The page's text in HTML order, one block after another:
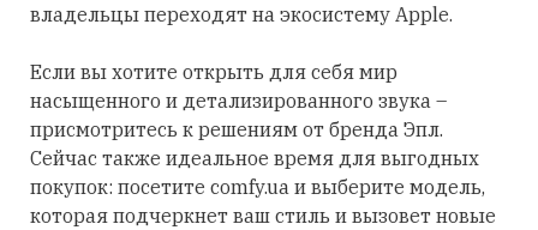
владельцы переходят на экосистему Apple.
Если вы хотите открыть для себя мир
насыщенного и детализированного звука –
присмотритесь к решениям от бренда Эпл.
Сейчас также идеальное время для выгодных
покупок: посетите comfy.ua и выберите модель,
которая подчеркнет ваш стиль и вызовет новые